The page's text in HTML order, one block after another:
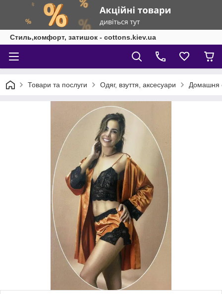
Стиль,комфорт, затишок - cottons.kiev.ua
Товари та послуги Одяг, взуття, аксесуари Домашня